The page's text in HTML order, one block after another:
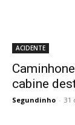
ACIDENTE
cabine
Segundinho - 31